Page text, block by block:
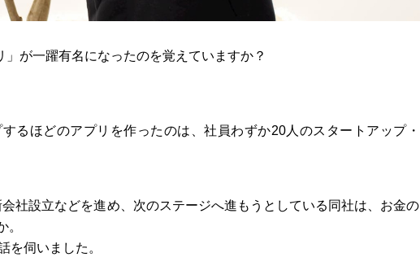
が一躍有名になったのを覚えていますか？
るほどのアプリを作ったのは、社員わずか20人のスタートアップ・
社設立などを進め、次のステージへ進もうとしている同社は、お金の
を伺いました。